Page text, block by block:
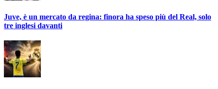
Juve, è un mercato da regina: finora ha speso più del Real, solo
tre inglesi davanti